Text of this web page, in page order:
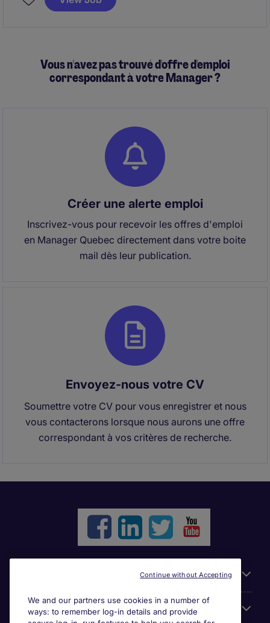
étapes des projets pour assurer leur succès à
Vous n'avez pas trouvé d'offre d'emploi
correspondant à votre Manager ?
Créer une alerte emploi
Inscrivez-vous pour recevoir les offres d'emploi
en Manager Quebec directement dans votre boite
mail dès leur publication.
Envoyez-nous votre CV
Soumettre votre CV pour vous enregistrer et nous
vous contacterons lorsque nous aurons une offre
correspondant à vos critères de recherche.
Parcourir nos offres
We and our partners use cookies in a number of
ways: to remember log-in details and provide
Continue without Accepting